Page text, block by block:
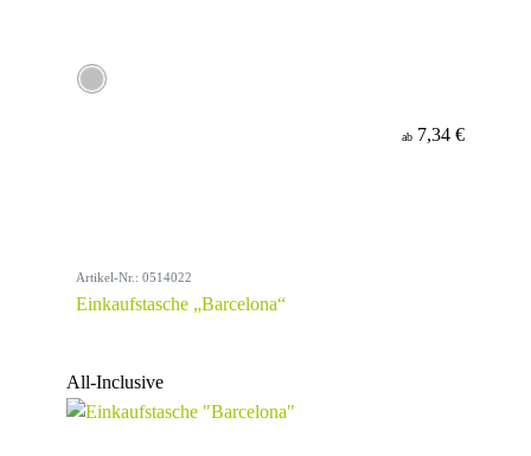
ab 7,34 €
Artikel-Nr.: 0514022
Einkaufstasche „Barcelona“
All-Inclusive